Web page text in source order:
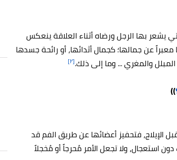
يشعر بها الرجل ورضاه أثناء العلاقة ينعكس
عن جمالها؛ كجمال أثدائها، أو رائحة جسدها
والمغري ... وما إلى ذلك.[٢]
))
الإيلاج، فتحفيز أعضائها عن طريق الفم قد
استعجال، ولا تجعل الأمر مُحرجاً أو مُخجلاً